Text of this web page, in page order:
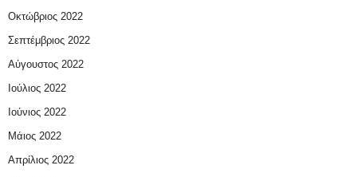
Οκτώβριος 2022
Σεπτέμβριος 2022
Αύγουστος 2022
Ιούλιος 2022
Ιούνιος 2022
Μάιος 2022
Απρίλιος 2022